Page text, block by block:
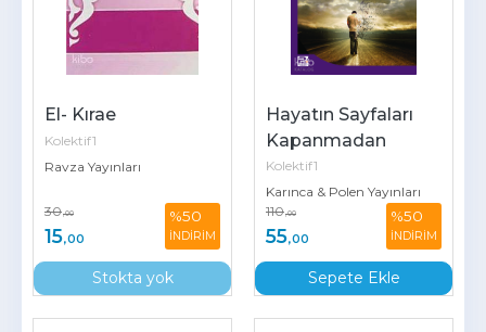
Stokta yok
El- Kırae
Kolektif1
Ravza Yayınları
%50
İNDİRİM
30,00
15,00
Sepete Ekle
Hayatın Sayfaları
Kapanmadan
Kolektif1
Karınca & Polen Yayınları
%50
İNDİRİM
110,00
55,00